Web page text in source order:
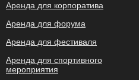
Аренда для корпоратива
Аренда для форума
Аренда для фестиваля
Аренда для спортивного
мероприятия